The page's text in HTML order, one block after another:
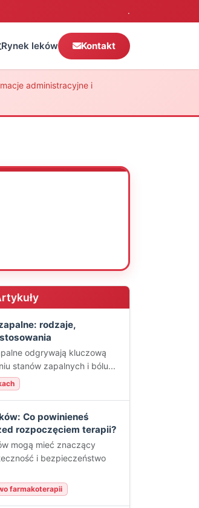
.
Rynek leków Kontakt
administracyjne i
rodzaje,
odgrywają kluczową
stanów zapalnych i bólu...
Co powinieneś
rozpoczęciem terapii?
mogą mieć znaczący
i bezpieczeństwo
farmakoterapii